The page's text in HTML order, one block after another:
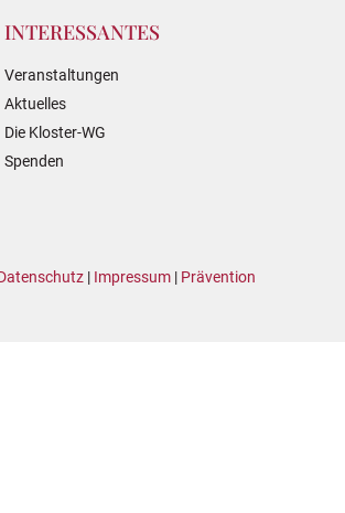
INTERESSANTES
Veranstaltungen
Aktuelles
Die Kloster-WG
Spenden
| Impressum| Prävention